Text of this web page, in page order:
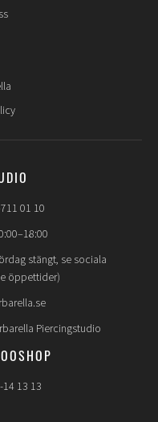
01 10
stängt, se sociala
öppettider)
Piercingstudio
13 13